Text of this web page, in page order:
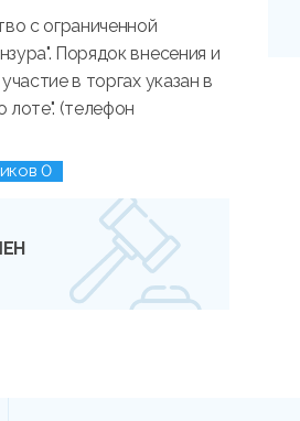
с ограниченной
Порядок внесения и
в торгах указан в
(телефон
0